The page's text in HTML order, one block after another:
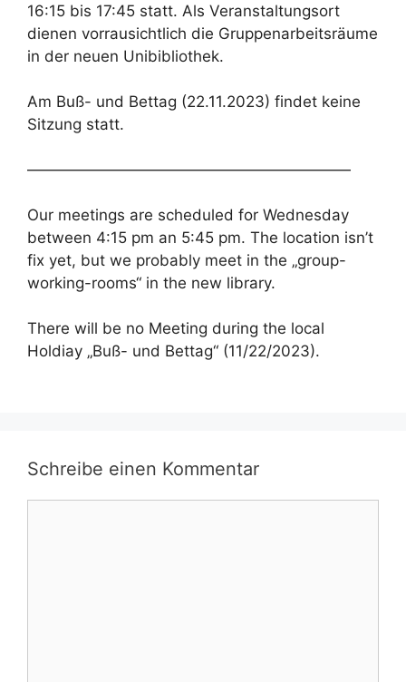
16:15 bis 17:45 statt. Als Veranstaltungsort
dienen vorrausichtlich die Gruppenarbeitsräume
in der neuen Unibibliothek.
Am Buß- und Bettag (22.11.2023) findet keine
Sitzung statt.
—————————————————————
Our meetings are scheduled for Wednesday
between 4:15 pm an 5:45 pm. The location isn’t
fix yet, but we probably meet in the „group-
working-rooms“ in the new library.
There will be no Meeting during the local
Holdiay „Buß- und Bettag“ (11/22/2023).
Schreibe einen Kommentar